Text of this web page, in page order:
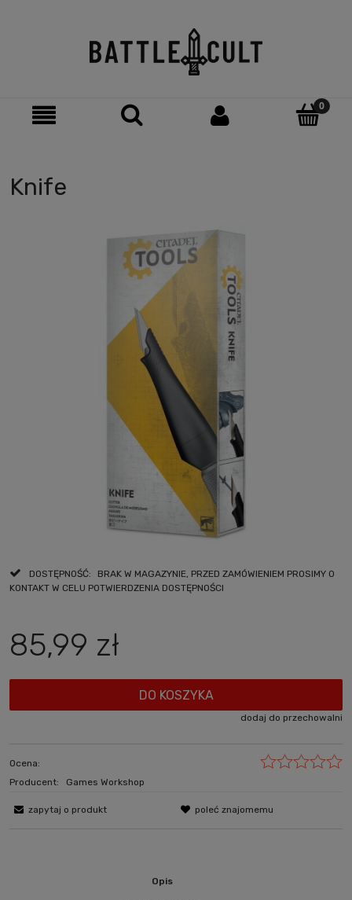
Knife
DOSTĘPNOŚĆ:
BRAK W MAGAZYNIE, PRZED ZAMÓWIENIEM PROSIMY O
KONTAKT W CELU POTWIERDZENIA DOSTĘPNOŚCI
85,99 zł
DO KOSZYKA
dodaj do przechowalni
Ocena:
Producent:
Games Workshop
zapytaj o produkt poleć znajomemu
Opis